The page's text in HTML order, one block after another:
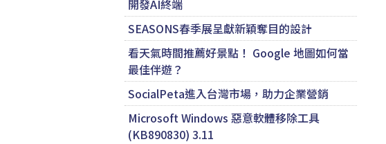
開發AI終端
SEASONS春季展呈獻新穎奪目的設計
看天氣時間推薦好景點！ Google 地圖如何當
最佳伴遊？
SocialPeta進入台灣市場，助力企業營銷
Microsoft Windows 惡意軟體移除工具
(KB890830) 3.11